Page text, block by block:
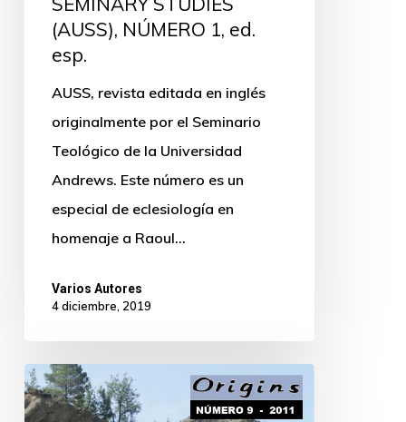
(AUSS), NÚMERO 1, ed.
esp.
AUSS, revista editada en inglés
originalmente por el Seminario
Teológico de la Universidad
Andrews. Este número es un
especial de eclesiología en
homenaje a Raoul…
Varios Autores
4 diciembre, 2019